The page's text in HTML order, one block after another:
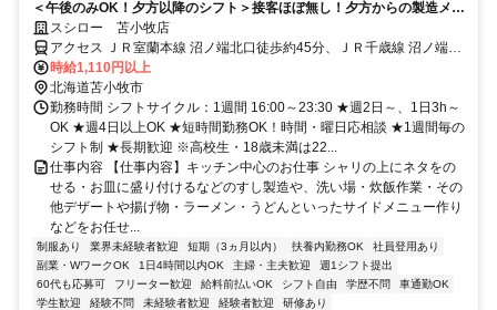
＜午後のみOK！夕方以降のシフト＞接客ほぼ無し！夕方からの製造メイ
ンでコツコツ働ける
スシロー 苫小牧店
アクセス ＪＲ室蘭本線 沼ノ端北口徒歩約45分、ＪＲ千歳線 沼ノ端北
口徒歩約45分、ＪＲ室蘭本線 苫小牧北口徒歩約66分
時給1,110円以上
北海道苫小牧市
勤務時間 シフトサイクル：1週間 16:00～23:30 ★週2日～、1日3h～
OK ★週4日以上OK ★短時間勤務OK！時間・曜日応相談 ★1週間毎の
シフト制 ★長期歓迎 ※高校生・18歳未満は22...
仕事内容 【仕事内容】キッチン中心のお仕事 シャリの上にネタをの
せる・お皿に盛り付けるなどのすし製造や、洗い場・炊飯作業・その
他デザートや揚げ物・ラーメン・うどんといったサイドメニュー作り
などをお任せ...
制服あり 業界未経験者歓迎 短期（3ヵ月以内） 扶養内勤務OK
社員登用あり
副業・WワークOK
1日4時間以内OK 主婦・主夫歓迎
週1シフト提出
60代も応募可
フリーター歓迎 給料前払いOK シフト自由 学歴不問
車通勤OK
学生歓迎
経験不問 未経験者歓迎 経験者歓迎 研修あり